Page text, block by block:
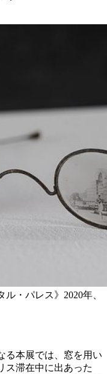
ル・パレス》2020年、
る本展では、窓を用い
ス滞在中に出あった